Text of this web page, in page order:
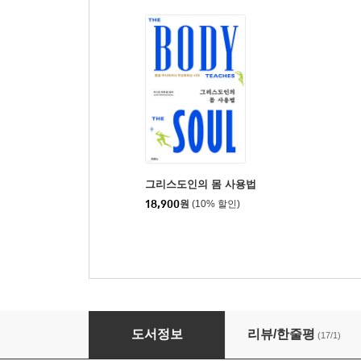
그리스도인의 몸 사용법
18,900원 (10% 할인)
킬러 푸드
도서정보 리뷰/한줄평 (17/1)